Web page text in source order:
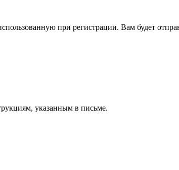
при регистрации. Вам будет
указанным в письме.